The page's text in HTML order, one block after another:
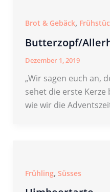
Brot & Gebäck,
Butterzopf/
Dezember 1, 2019
„Wir sagen euch an,
sehet die erste Kerze
wie wir die
Frühling, Süsses